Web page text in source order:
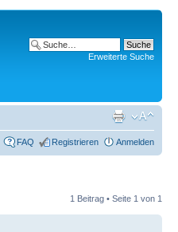
Erweiterte Suche
FAQ Registrieren Anmelden
1 Beitrag • Seite 1 von 1